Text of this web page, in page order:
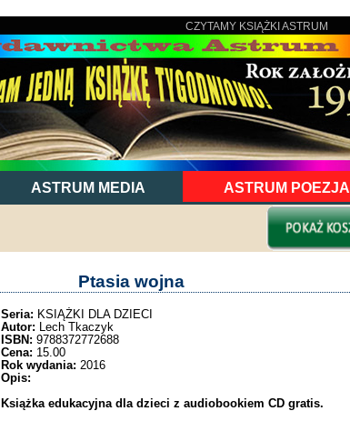
CZYTAMY KSIĄŻKI ASTRUM
ASTRUM MEDIA ASTRUM POEZJA
Ptasia wojna
Seria: KSIĄŻKI DLA DZIECI
Autor: Lech Tkaczyk
ISBN: 9788372772688
Cena: 15.00
Rok wydania: 2016
Opis:
Książka edukacyjna dla dzieci z audiobookiem CD gratis.